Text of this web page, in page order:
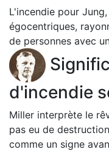
L'incendie pour
égocentriques,
de personnes avec
d'incendie
Miller interprète le
pas eu de
comme un signe